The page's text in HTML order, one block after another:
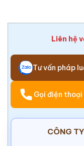
Liên hệ
Tư vấn pháp
Gọi điện
CÔNG